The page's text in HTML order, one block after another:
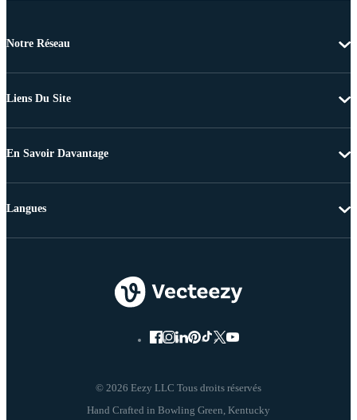
Notre Réseau
Liens Du Site
En Savoir Davantage
© 2026 Eezy LLC Tous droits réservés
Langues